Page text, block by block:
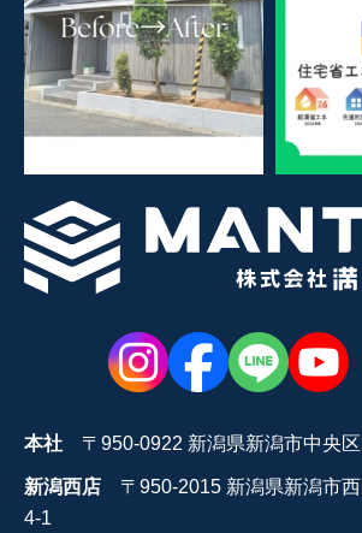
本社 〒950-0922 新潟県新潟市中央
新潟西店 〒950-2015 新潟県新潟市西
4-1